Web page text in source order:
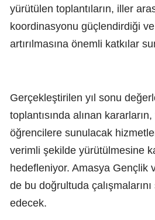
yürütülen toplantıların, iller
koordinasyonu güçlendirdiği
artırılmasına önemli katkılar
Gerçekleştirilen yıl sonu
toplantısında alınan
öğrencilere sunulacak
verimli şekilde yürütülmesine
hedefleniyor. Amasya Gençlik
de bu doğrultuda
edecek.